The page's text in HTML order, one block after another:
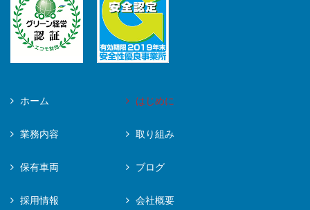
ホーム はじめに
業務内容 取り組み
保有車両 ブログ
採用情報 会社概要